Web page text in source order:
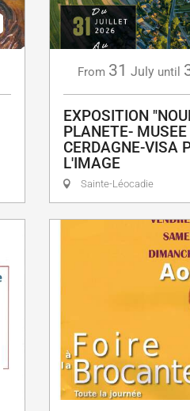
From 31 July until
EXPOSITION
PLANETE- MUSEE
CERDAGNE-VISA
L'IMAGE
Sainte-Léocadie